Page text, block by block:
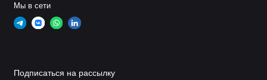
Мы в сети
Подписаться на рассылку